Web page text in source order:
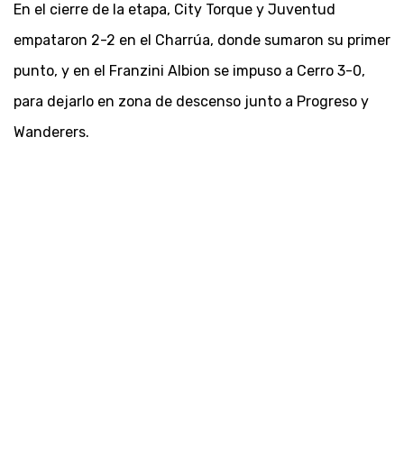
En el cierre de la etapa, City Torque y Juventud
empataron 2-2 en el Charrúa, donde sumaron su primer
punto, y en el Franzini Albion se impuso a Cerro 3-0,
para dejarlo en zona de descenso junto a Progreso y
Wanderers.